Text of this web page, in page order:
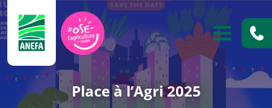
OUVRIR
Place à l’Agri 2025